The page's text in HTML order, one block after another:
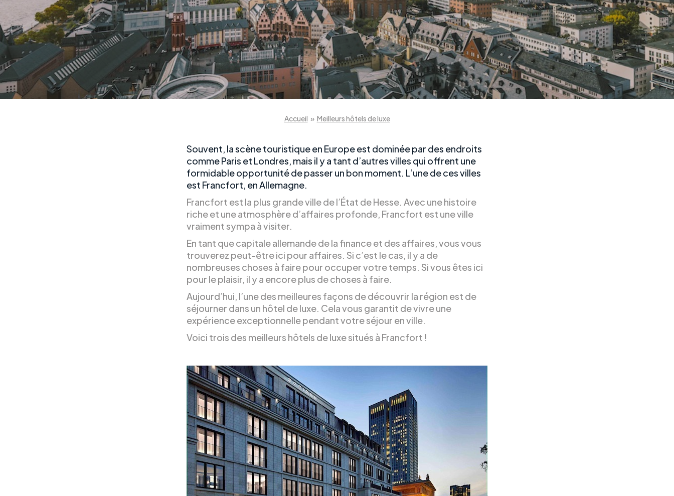
Accueil » Meilleurs hôtels de luxe
Souvent, la scène touristique en Europe est dominée par des endroits
comme Paris et Londres, mais il y a tant d’autres villes qui offrent une
formidable opportunité de passer un bon moment. L’une de ces villes
est Francfort, en Allemagne.
Francfort est la plus grande ville de l’État de Hesse. Avec une histoire
riche et une atmosphère d’affaires profonde, Francfort est une ville
vraiment sympa à visiter.
En tant que capitale allemande de la finance et des affaires, vous vous
trouverez peut-être ici pour affaires. Si c’est le cas, il y a de
nombreuses choses à faire pour occuper votre temps. Si vous êtes ici
pour le plaisir, il y a encore plus de choses à faire.
Aujourd’hui, l’une des meilleures façons de découvrir la région est de
séjourner dans un hôtel de luxe. Cela vous garantit de vivre une
expérience exceptionnelle pendant votre séjour en ville.
Voici trois des meilleurs hôtels de luxe situés à Francfort !